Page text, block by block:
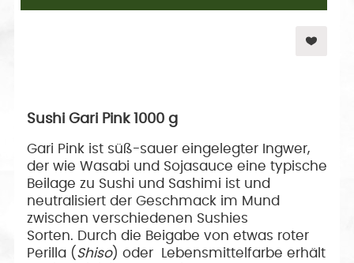
Sushi Gari Pink 1000 g
Gari Pink ist süß-sauer eingelegter Ingwer,
der wie Wasabi und Sojasauce eine typische
Beilage zu Sushi und Sashimi ist und
neutralisiert der Geschmack im Mund
zwischen verschiedenen Sushies
Sorten. Durch die Beigabe von etwas roter
Perilla ( Shiso) oder Lebensmittelfarbe erhält